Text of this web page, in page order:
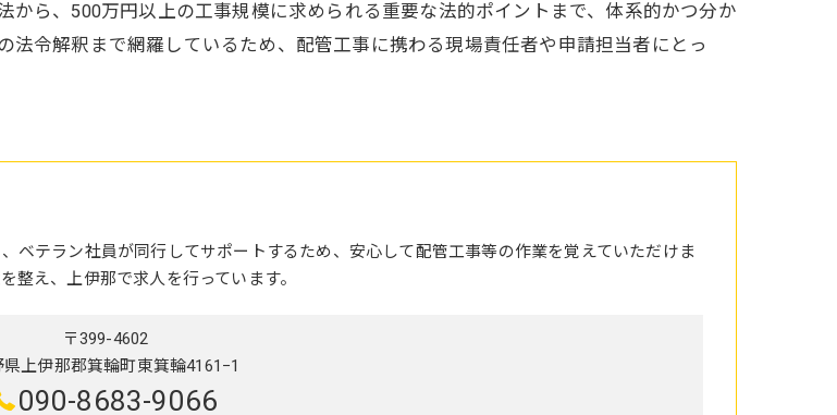
から、500万円以上の工事規模に求められる重要な法的ポイントまで、体系的かつ分か
法令解釈まで網羅しているため、配管工事に携わる現場責任者や申請担当者にとっ
ベテラン社員が同行してサポートするため、安心して配管工事等の作業を覚えていただけま
整え、上伊那で求人を行っています。
〒399-4602
県上伊那郡箕輪町東箕輪4161−1
090-8683-9066